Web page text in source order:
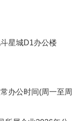
星城D1办公楼
办公时间(周一至周